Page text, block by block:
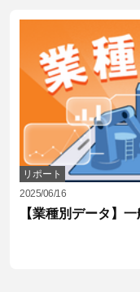
リポート
2025/06/16
【業種別データ】